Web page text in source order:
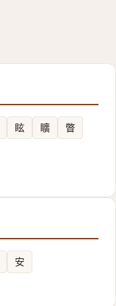
眩 矌
瞥
安